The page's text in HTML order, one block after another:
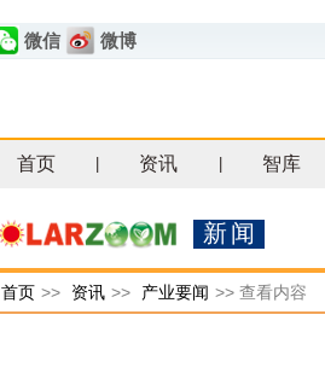
微信 微博
首页 资讯 智库
新闻
首页 >> 资讯 >> 产业要闻 >> 查看内容